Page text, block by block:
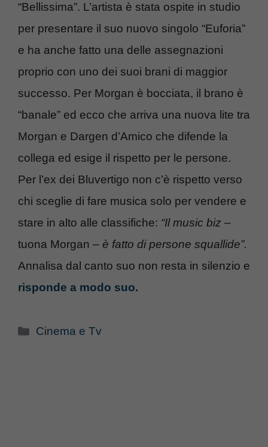
“Bellissima”. L’artista è stata ospite in studio
per presentare il suo nuovo singolo “Euforia”
e ha anche fatto una delle assegnazioni
proprio con uno dei suoi brani di maggior
successo. Per Morgan è bocciata, il brano è
“banale” ed ecco che arriva una nuova lite tra
Morgan e Dargen d’Amico che difende la
collega ed esige il rispetto per le persone.
Per l’ex dei Bluvertigo non c’è rispetto verso
chi sceglie di fare musica solo per vendere e
stare in alto alle classifiche: “Il music biz –
tuona Morgan – è fatto di persone squallide”.
Annalisa dal canto suo non resta in silenzio e
risponde a modo suo.
Categorie
Cinema e Tv